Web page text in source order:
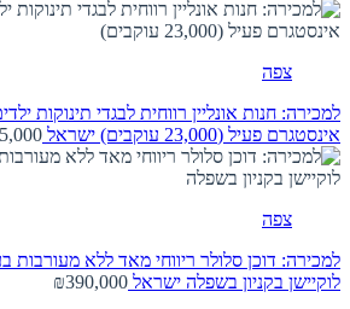
צפה
למכירה: חנות אונליין רווחית לבגדי תינוקות
אינסטגרם פעיל (23,000 עוקבים)
ישראל
צפה
למכירה: דוכן סלולר ריווחי מאד ללא מעורבות
לוקיישן בקניון בשפלה ישראל ₪390,000